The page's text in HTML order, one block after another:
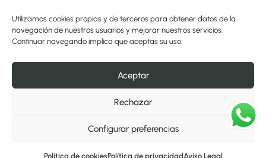
Utilizamos cookies propias y de terceros para obtener datos de la
navegación de nuestros usuarios y mejorar nuestros servicios.
Continuar navegando implica que aceptas su uso.
Aceptar
Rechazar
Configurar preferencias
Política de cookiesPolítica de privacidadAviso Legal
Política de Calidad
Sorteos y Concursos
cafes1808@cafes1808.com​
916 186 013​
C/Fragua, 6 MÓSTOLES (MADRID)